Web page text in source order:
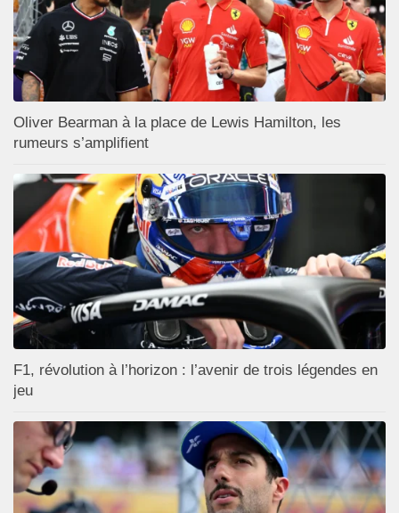
Oliver Bearman à la place de Lewis Hamilton, les
rumeurs s’amplifient
F1, révolution à l’horizon : l’avenir de trois légendes en
jeu